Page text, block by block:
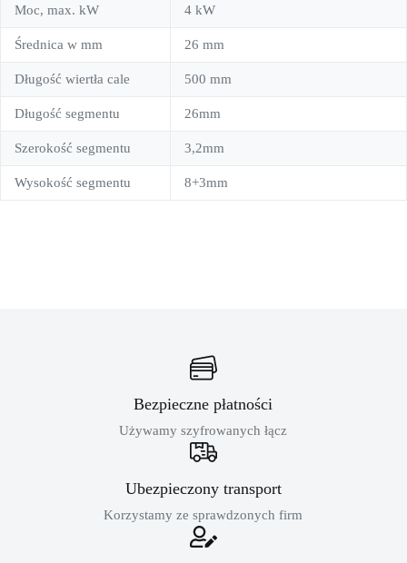
Moc, max. kW 4 kW
Średnica w mm 26 mm
Długość wiertła cale 500 mm
Długość segmentu 26mm
Szerokość segmentu 3,2mm
Wysokość segmentu 8+3mm
Bezpieczne płatności
Używamy szyfrowanych łącz
Ubezpieczony transport
Korzystamy ze sprawdzonych firm